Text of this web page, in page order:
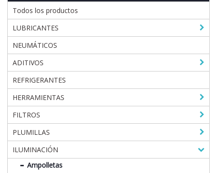
Todos los productos
LUBRICANTES
NEUMÁTICOS
ADITIVOS
REFRIGERANTES
HERRAMIENTAS
FILTROS
PLUMILLAS
ILUMINACIÓN
Ampolletas